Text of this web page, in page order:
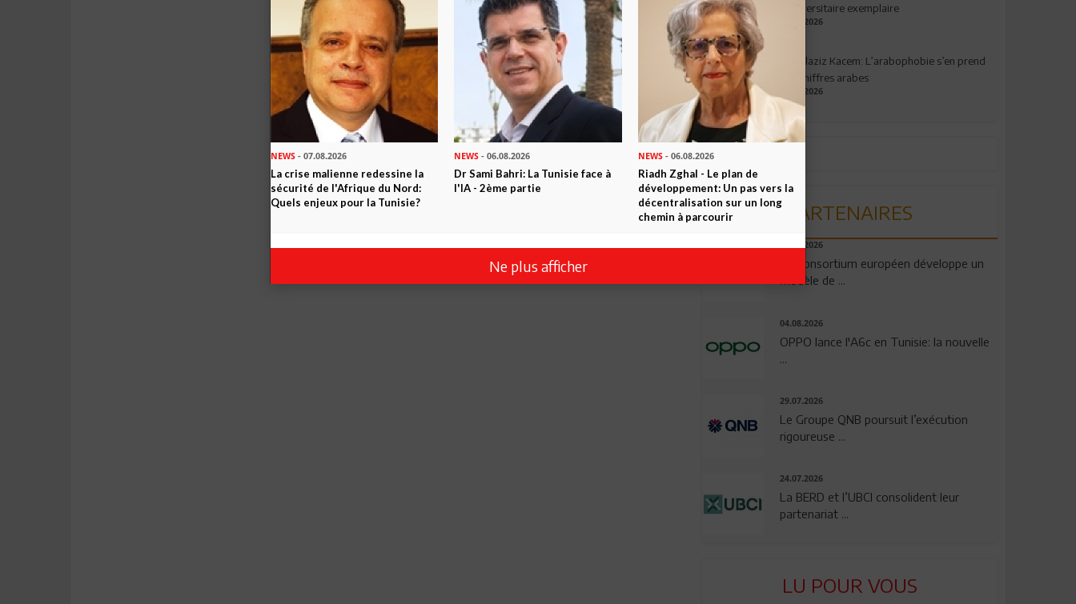
l’Universitaire exemplaire
04.08.2026
Abdelaziz Kacem: L’arabophobie s’en prend
aux chiffres arabes
09.07.2026
PARTENAIRES
06.08.2026
Un consortium européen développe un
modèle de ...
04.08.2026
OPPO lance l'A6c en Tunisie: la nouvelle
29.07.2026
Le Groupe QNB poursuit l’exécution
rigoureuse ...
24.07.2026
La BERD et l’UBCI consolident leur
partenariat ...
LU POUR VOUS
NEWS - 07.08.2026
La crise malienne redessine la
sécurité de l'Afrique du Nord:
Quels enjeux pour la Tunisie?
NEWS - 06.08.2026
Dr Sami Bahri: La Tunisie face à
l'IA - 2ème partie
NEWS- 06.08.2026
Riadh Zghal - Le plan de
développement: Un pas vers la
décentralisation sur un long
chemin à parcourir
Ne plus afficher